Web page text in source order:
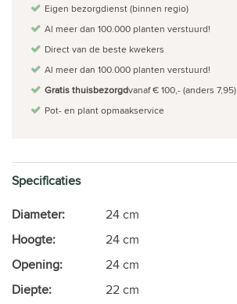
Eigen bezorgdienst (binnen regio)
Al meer dan 100.000 planten verstuurd!
Direct van de beste kwekers
Al meer dan 100.000 planten verstuurd!
Gratis thuisbezorgdvanaf € 100,- (anders 7,95)
Pot- en plant opmaakservice
Specificaties
Diameter:
24 cm
Hoogte:
24 cm
Opening:
24 cm
Diepte:
22 cm